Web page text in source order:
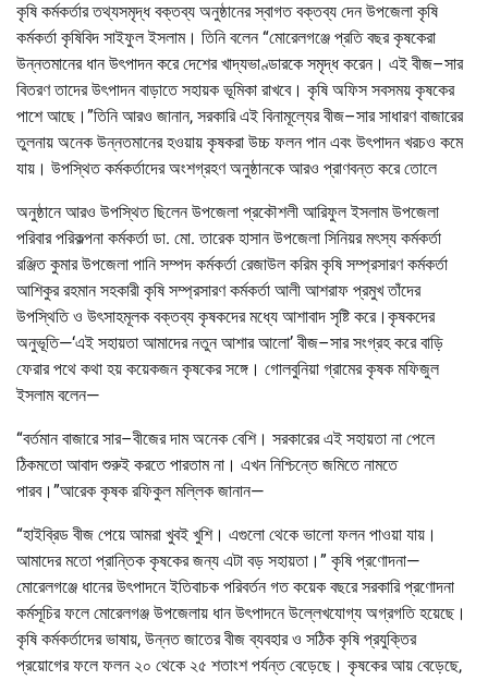
কৃষি কর্মকর্তার তথ্যসমৃদ্ধ বক্তব্য অনুষ্ঠানের স্বাগত বক্তব্য দেন উপজেলা কৃষি
কর্মকর্তা কৃষিবিদ সাইফুল ইসলাম। তিনি বলেন “মোরেলগঞ্জে প্রতি বছর কৃষকেরা
উন্নতমানের ধান উৎপাদন করে দেশের খাদ্যভাণ্ডারকে সমৃদ্ধ করেন। এই বীজ–সার
বিতরণ তাদের উৎপাদন বাড়াতে সহায়ক ভূমিকা রাখবে। কৃষি অফিস সবসময় কৃষকের
পাশে আছে।”তিনি আরও জানান, সরকারি এই বিনামূল্যের বীজ–সার সাধারণ বাজারের
তুলনায় অনেক উন্নতমানের হওয়ায় কৃষকরা উচ্চ ফলন পান এবং উৎপাদন খরচও কমে
যায়। উপস্থিত কর্মকর্তাদের অংশগ্রহণ অনুষ্ঠানকে আরও প্রাণবন্ত করে তোলে
অনুষ্ঠানে আরও উপস্থিত ছিলেন উপজেলা প্রকৌশলী আরিফুল ইসলাম উপজেলা
পরিবার পরিকল্পনা কর্মকর্তা ডা. মো. তারেক হাসান উপজেলা সিনিয়র মৎস্য কর্মকর্তা
রঞ্জিত কুমার উপজেলা পানি সম্পদ কর্মকর্তা রেজাউল করিম কৃষি সম্প্রসারণ কর্মকর্তা
আশিকুর রহমান সহকারী কৃষি সম্প্রসারণ কর্মকর্তা আলী আশরাফ প্রমুখ তাঁদের
উপস্থিতি ও উৎসাহমূলক বক্তব্য কৃষকদের মধ্যে আশাবাদ সৃষ্টি করে।কৃষকদের
অনুভূতি—‘এই সহায়তা আমাদের নতুন আশার আলো’ বীজ–সার সংগ্রহ করে বাড়ি
ফেরার পথে কথা হয় কয়েকজন কৃষকের সঙ্গে। গোলবুনিয়া গ্রামের কৃষক মফিজুল
ইসলাম বলেন—
“বর্তমান বাজারে সার–বীজের দাম অনেক বেশি। সরকারের এই সহায়তা না পেলে
ঠিকমতো আবাদ শুরুই করতে পারতাম না। এখন নিশ্চিন্তে জমিতে নামতে
পারব।”আরেক কৃষক রফিকুল মল্লিক জানান—
“হাইব্রিড বীজ পেয়ে আমরা খুবই খুশি। এগুলো থেকে ভালো ফলন পাওয়া যায়।
আমাদের মতো প্রান্তিক কৃষকের জন্য এটা বড় সহায়তা।” কৃষি প্রণোদনা—
মোরেলগঞ্জে ধানের উৎপাদনে ইতিবাচক পরিবর্তন গত কয়েক বছরে সরকারি প্রণোদনা
কর্মসূচির ফলে মোরেলগঞ্জ উপজেলায় ধান উৎপাদনে উল্লেখযোগ্য অগ্রগতি হয়েছে।
কৃষি কর্মকর্তাদের ভাষায়, উন্নত জাতের বীজ ব্যবহার ও সঠিক কৃষি প্রযুক্তির
প্রয়োগের ফলে ফলন ২০ থেকে ২৫ শতাংশ পর্যন্ত বেড়েছে। কৃষকের আয় বেড়েছে,